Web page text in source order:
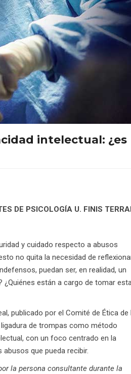
intelectual: ¿es
DE PSICOLOGÍA U. FINIS
y cuidado respecto a abusos
no quita la necesidad de
puedan ser, en realidad, un
¿Quiénes están a cargo de tomar
publicado por el Comité de Ética de
de trompas como método
con un foco centrado en la
que pueda recibir.
la persona consultante durante la